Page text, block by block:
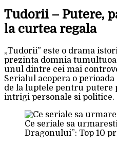
Tudorii – Putere,
la curtea regala
„Tudorii” este o drama
prezinta domnia
unul dintre cei mai
Serialul acopera o
de la luptele pentru putere
intrigi personale si politice.
Ce seriale sa
Dragonului”: Top 10